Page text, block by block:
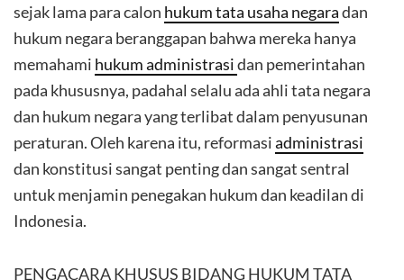
sejak lama para calon hukum tata usaha negaradan
hukum negara beranggapan bahwa mereka hanya
memahami hukum administrasidan pemerintahan
pada khususnya, padahal selalu ada ahli tata negara
dan hukum negara yang terlibat dalam penyusunan
peraturan. Oleh karena itu, reformasiadministrasi
dan konstitusi sangat penting dan sangat sentral
untuk menjamin penegakan hukum dan keadilan di
Indonesia.
PENGACARA KHUSUS BIDANG HUKUM TATA